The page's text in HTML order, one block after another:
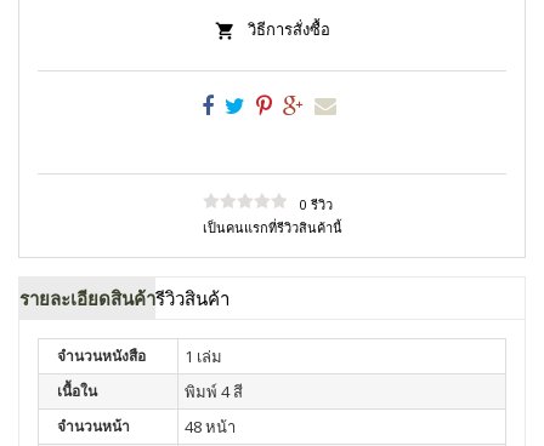
วิธีการสั่งซื้อ
0 รีวิว
เป็นคนแรกที่รีวิวสินค้านี้
รายละเอียดสินค้ารีวิวสินค้า
จำนวนหนังสือ 1 เล่ม
เนื้อใน พิมพ์ 4 สี
จำนวนหน้า 48 หน้า